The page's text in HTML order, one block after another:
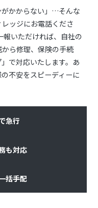
がかからない」…そんな
ッジにお電話くださ
報いただければ、自社の
ら修理、保険の手続
で対応いたします。あ
不安をスピーディーに
急行
も対応
括手配